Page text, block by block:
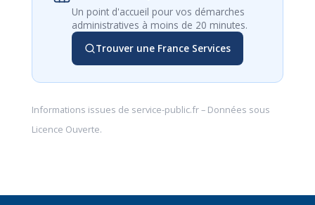
Un point d'accueil pour vos démarches
administratives à moins de 20 minutes.
Trouver une France Services
Informations issues de service-public.fr– Données sous
Licence Ouverte.